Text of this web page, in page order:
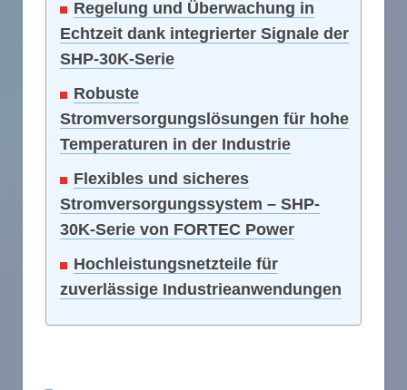
Regelung und Überwachung in
Echtzeit dank integrierter Signale der
SHP-30K-Serie
Robuste
Stromversorgungslösungen für hohe
Temperaturen in der Industrie
Flexibles und sicheres
Stromversorgungssystem – SHP-
30K-Serie von FORTEC Power
Hochleistungsnetzteile für
zuverlässige Industrieanwendungen